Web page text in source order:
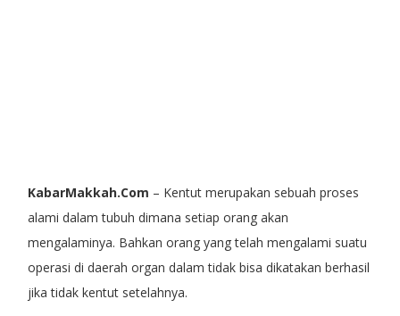
KabarMakkah.Com – Kentut merupakan sebuah proses
alami dalam tubuh dimana setiap orang akan
mengalaminya. Bahkan orang yang telah mengalami suatu
operasi di daerah organ dalam tidak bisa dikatakan berhasil
jika tidak kentut setelahnya.